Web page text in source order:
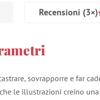
Recensioni (3×)
sovrapporre e far
le illustrazioni creino